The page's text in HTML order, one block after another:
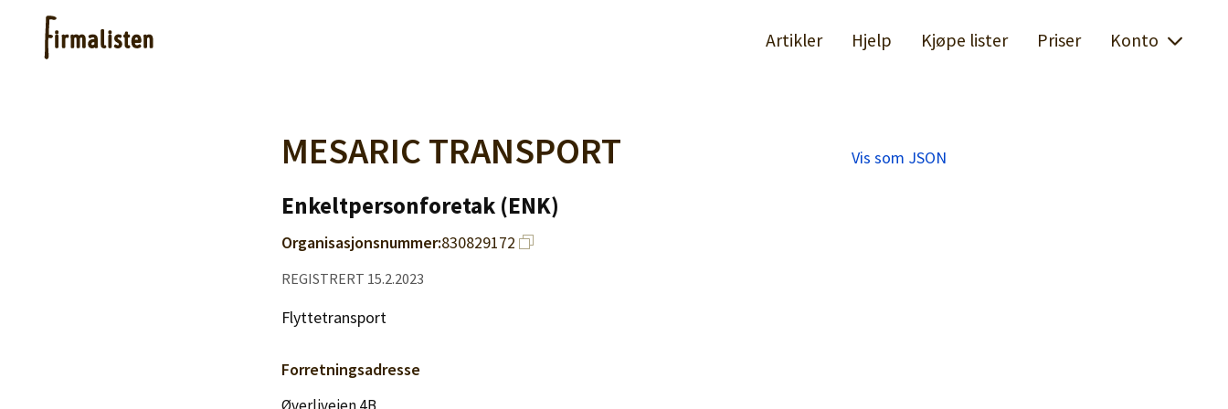
Artikler Hjelp Kjøpe lister Priser Konto
MESARIC TRANSPORT Vis som JSON
Enkeltpersonforetak (ENK)
Organisasjonsnummer:830829172
REGISTRERT 15.2.2023
Flyttetransport
Forretningsadresse